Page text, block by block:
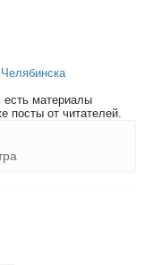
есть материалы
посты от читателей.